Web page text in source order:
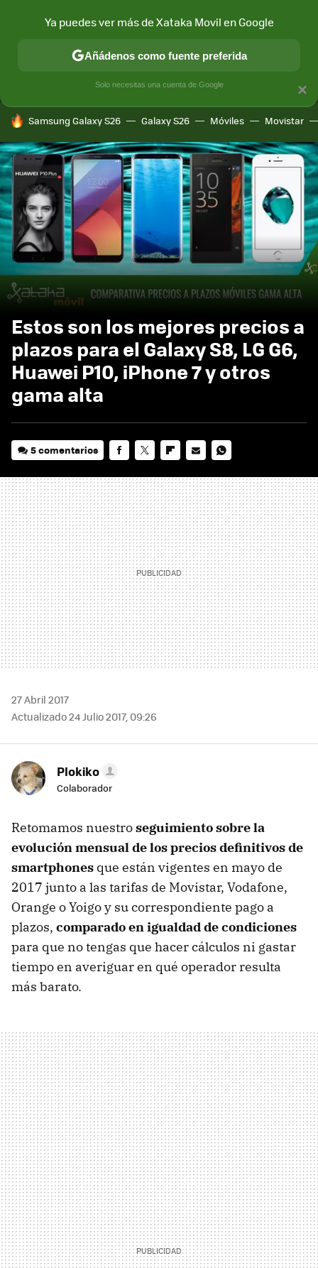
MÓVIL Y SOCIEDAD APLICACIONES
HOY SE HABLA DE
Samsung Galaxy S26 Galaxy S26 Móviles Movistar
Estos son los mejores precios a
plazos para el Galaxy S8, LG G6,
Huawei P10, iPhone 7 y otros
gama alta
5 comentarios
MAIL
27 Abril 2017
Actualizado 24 Julio 2017, 09:26
Plokiko
Colaborador
Retomamos nuestroseguimiento sobre la
evolución mensual de los precios definitivos de
smartphones que están vigentes en mayo de
2017 junto a las tarifas de Movistar, Vodafone,
Orange o Yoigo y su correspondiente pago a
plazos, comparado en igualdad de condiciones
para que no tengas que hacer cálculos ni gastar
tiempo en averiguar en qué operador resulta
más barato.
×
Ya puedes ver más de Xataka Movil en Google
Añádenos como fuente preferida
Solo necesitas una cuenta de Google